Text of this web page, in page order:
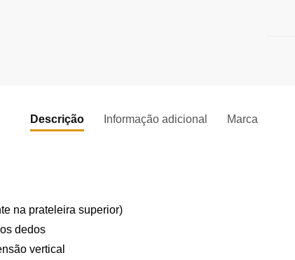
Descrição Informação adicional Marca
na prateleira superior)
dedos
vertical